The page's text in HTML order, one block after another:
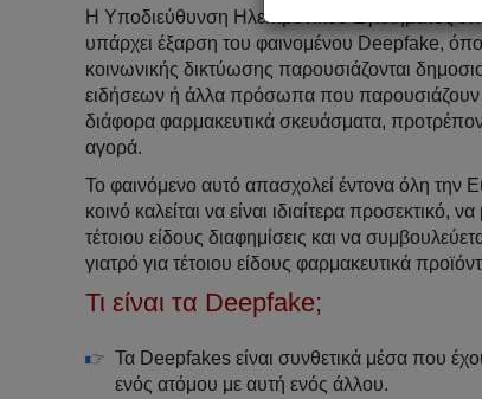
Η Υποδιεύθυνση Ηλεκτρονικού Εγκλήματος
υπάρχει έξαρση του φαινομένου Deepfake,
κοινωνικής δικτύωσης παρουσιάζονται
ειδήσεων ή άλλα πρόσωπα που παρουσιάζουν
διάφορα φαρμακευτικά σκευάσματα,
αγορά.
Το φαινόμενο αυτό απασχολεί έντονα όλη
κοινό καλείται να είναι ιδιαίτερα προσεκτικό,
τέτοιου είδους διαφημίσεις και να
γιατρό για τέτοιου είδους φαρμακευτικά
Τι είναι τα Deepfake;
Τα Deepfakes είναι συνθετικά μέσα που
ενός ατόμου με αυτή ενός άλλου.